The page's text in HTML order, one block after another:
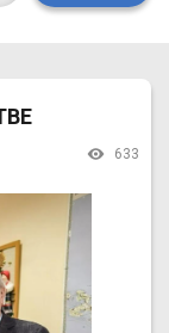
633